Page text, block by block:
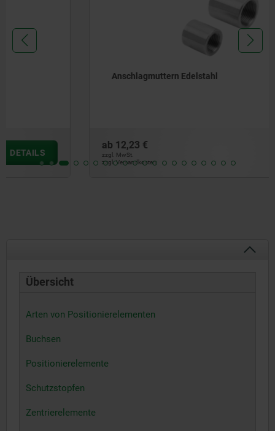
Anschlagmuttern Edelstahl
12,23 €
zzgl. MwSt.
zzgl. Versandkosten
Übersicht
Arten von Positionierelementen
Buchsen
Positionierelemente
Schutzstopfen
Zentrierelemente